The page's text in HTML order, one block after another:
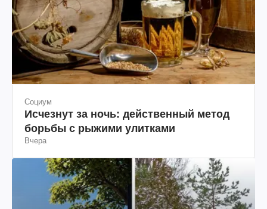
Социум
Исчезнут за ночь: действенный метод
борьбы с рыжими улитками
Вчера